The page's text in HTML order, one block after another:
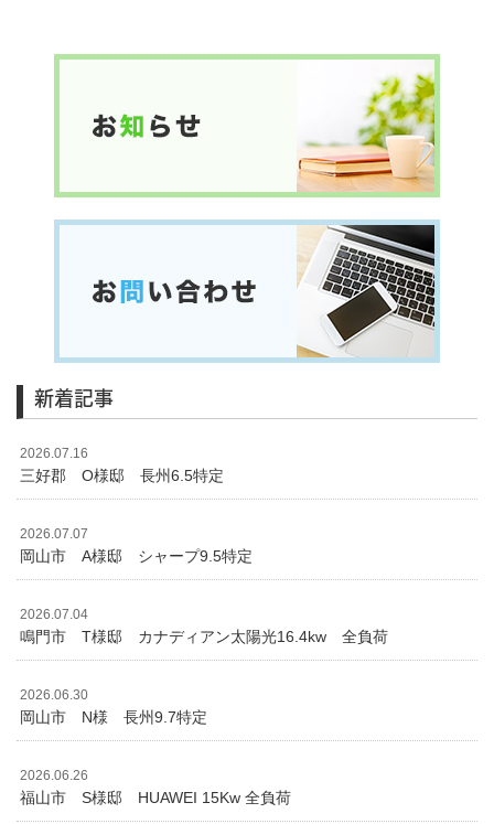
新着記事
2026.07.16
三好郡 O様邸 長州6.5特定
2026.07.07
岡山市 A様邸 シャープ9.5特定
2026.07.04
鳴門市 T様邸 カナディアン太陽光16.4kw 全負荷
2026.06.30
岡山市 N様 長州9.7特定
2026.06.26
福山市 S様邸 HUAWEI 15Kw 全負荷